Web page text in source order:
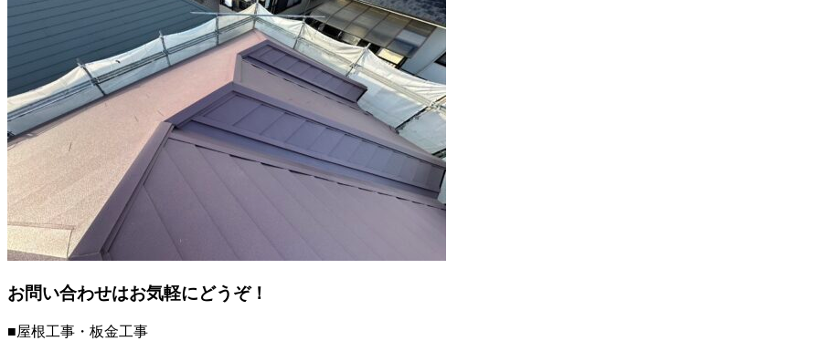
お問い合わせはお気軽にどうぞ！
■屋根工事・板金工事